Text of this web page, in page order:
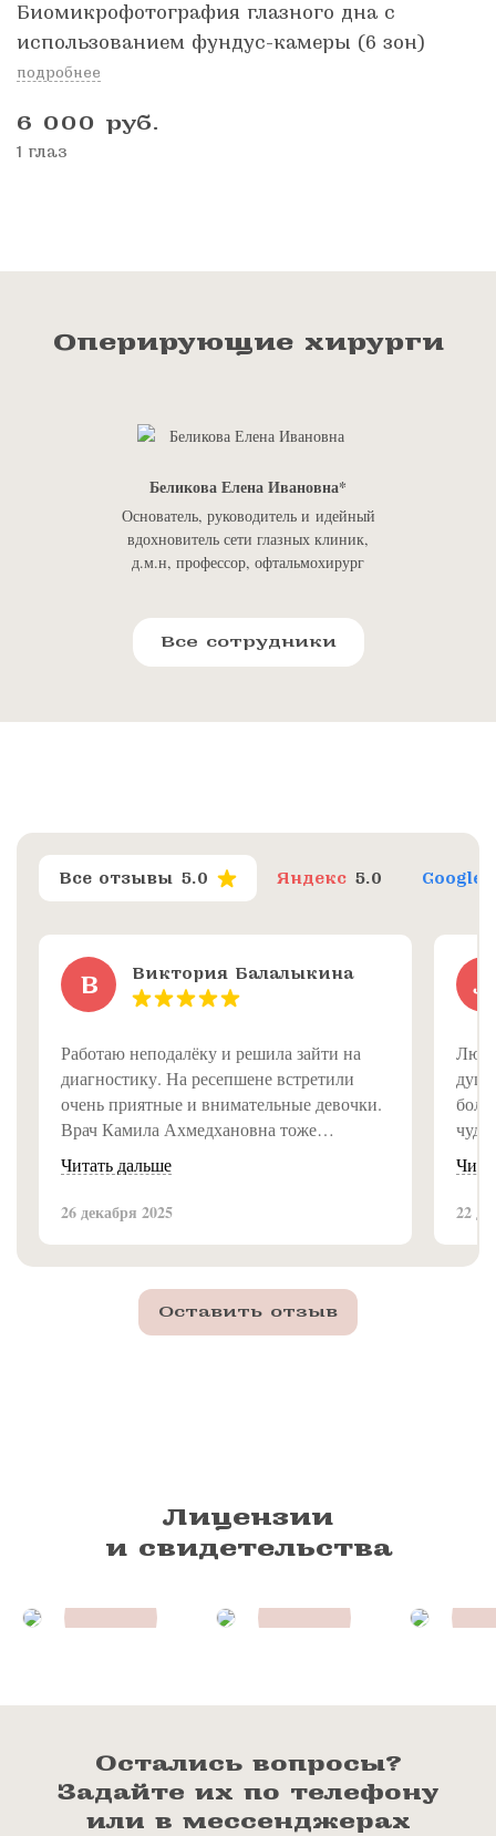
Биомикрофотография глазного дна с
использованием фундус-камеры (6 зон)
подробнее
6 000 руб.
1 глаз
Оперирующие хирурги
Беликова Елена Ивановна
Основатель, руководитель и идейный
вдохновитель сети глазных клиник,
д.м.н, профессор, офтальмохирург
Все сотрудники
Все отзывы 5.0 Яндекс 5.0 Google
В Виктория Балалыкина
Работаю неподалёку и решила зайти на
диагностику. На ресепшене встретили
очень приятные и внимательные девочки.
Врач Камила Ахмедхановна тоже
замечательная, всё объяснила доступно и
подробно. Впечатление от клиники самое
приятное, рекомендую!
Читать дальше
26 декабря 2025
Л
22
Оставить отзыв
Лицензии
и свидетельства
Остались вопросы?
Задайте их по телефону
или в мессенджерах